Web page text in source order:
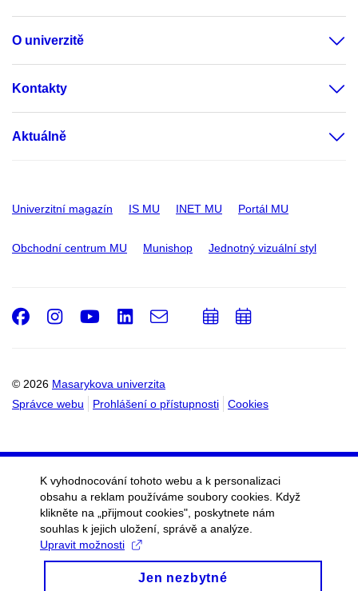
O univerzitě
Kontakty
Aktuálně
Univerzitní magazín IS MU INET MU Portál MU
Obchodní centrum MU Munishop Jednotný vizuální styl
© 2026 Masarykova univerzita
Správce webu
Prohlášení o přístupnosti Cookies
Facebook
Instagram
Youtube
LinkedIn
e-
PřidatPřidat
K vyhodnocování tohoto webu a k personalizaci
obsahu a reklam používáme soubory cookies. Když
klikněte na „přijmout cookies", poskytnete nám
souhlas k jejich uložení, správě a analýze.
Upravit možnosti
Jen nezbytné